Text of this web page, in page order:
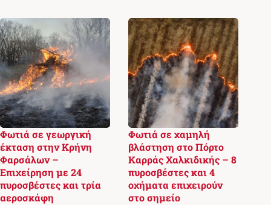
Φωτιά σε γεωργική
έκταση στην Κρήνη
Φαρσάλων –
Επιχείρηση με 24
πυροσβέστες και τρία
αεροσκάφη
Φωτιά σε χαμηλή
βλάστηση στο Πόρτο
Καρράς Χαλκιδικής – 8
πυροσβέστες και 4
οχήματα επιχειρούν
στο σημείο